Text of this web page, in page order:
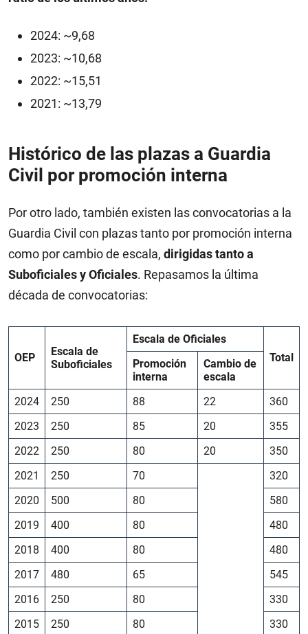
2024: ~9,68
2023: ~10,68
2022: ~15,51
2021: ~13,79
Histórico de las plazas a Guardia
Civil por promoción interna
Por otro lado, también existen las convocatorias a la
Guardia Civil con plazas tanto por promoción interna
como por cambio de escala, dirigidas tanto a
Suboficiales y Oficiales. Repasamos la última
década de convocatorias:
OEP
Escala de
Suboficiales
Escala de Oficiales
Total
Promoción
interna
Cambio de
escala
2024
250 88 22
360
2023
250 85 20
355
2022
250 80 20
350
2021
250 70
320
2020
500 80
580
2019
400 80
480
2018
400 80
480
2017
480 65
545
2016
250 80
330
2015
250 80 330